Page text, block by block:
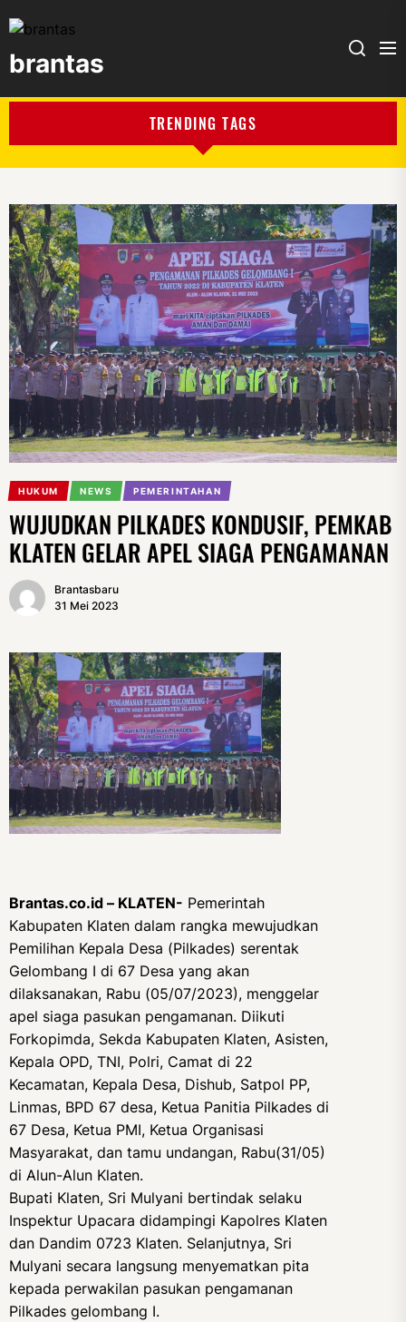
brantas
TRENDING TAGS
HUKUM NEWS PEMERINTAHAN
WUJUDKAN PILKADES KONDUSIF, PEMKAB
KLATEN GELAR APEL SIAGA PENGAMANAN
Brantasbaru
31 Mei 2023
Brantas.co.id – KLATEN- Pemerintah
Kabupaten Klaten dalam rangka mewujudkan
Pemilihan Kepala Desa (Pilkades) serentak
Gelombang I di 67 Desa yang akan
dilaksanakan, Rabu (05/07/2023), menggelar
apel siaga pasukan pengamanan. Diikuti
Forkopimda, Sekda Kabupaten Klaten, Asisten,
Kepala OPD, TNI, Polri, Camat di 22
Kecamatan, Kepala Desa, Dishub, Satpol PP,
Linmas, BPD 67 desa, Ketua Panitia Pilkades di
67 Desa, Ketua PMI, Ketua Organisasi
Masyarakat, dan tamu undangan, Rabu(31/05)
di Alun-Alun Klaten.
Bupati Klaten, Sri Mulyani bertindak selaku
Inspektur Upacara didampingi Kapolres Klaten
dan Dandim 0723 Klaten. Selanjutnya, Sri
Mulyani secara langsung menyematkan pita
kepada perwakilan pasukan pengamanan
Pilkades gelombang I.